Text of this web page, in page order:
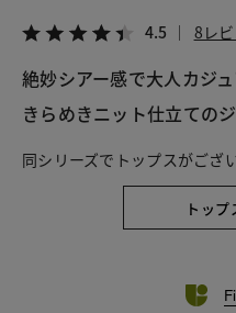
4.5 8レ
絶妙シアー感で大人カジュ
きらめきニット仕立ての
同シリーズでトップスがござい
トッ
LINE